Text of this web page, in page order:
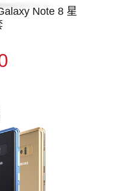
Note 8 星